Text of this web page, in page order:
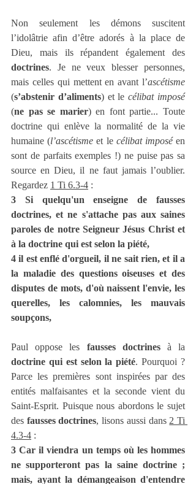
Non seulement les démons suscitent
l’idolâtrie afin d’être adorés à la place de
doctrines. Je ne veux blesser personnes,
mais celles qui mettent en avant l’ascétisme
(s’abstenir d’aliments) et le célibat imposé
(ne pas se marier) en font partie... Toute
doctrine qui enlève la normalité de la vie
humaine (l’ascétisme et le célibat imposé en
sont de parfaits exemples !) ne puise pas sa
source en Dieu, il ne faut jamais l’oublier.
Regardez 1 Ti 6.3-4 :
3 Si quelqu'un enseigne de fausses
doctrines, et ne s'attache pas aux saines
paroles de notre Seigneur Jésus Christ et
à la doctrine qui est selon la piété,
4 il est enflé d'orgueil, il ne sait rien, et il a
la maladie des questions oiseuses et des
disputes de mots, d'où naissent l'envie, les
querelles, les calomnies, les mauvais
soupçons,
Paul oppose les fausses doctrines
doctrine qui est selon la piété. Pourquoi ?
Parce les premières sont inspirées par des
entités malfaisantes et la seconde vient du
Saint-Esprit. Puisque nous abordons le sujet
des fausses doctrines, lisons aussi dans 2 Ti
4.3-4 :
3 Car il viendra un temps où les hommes
ne supporteront pas la saine doctrine ;
mais, ayant la démangeaison d'entendre